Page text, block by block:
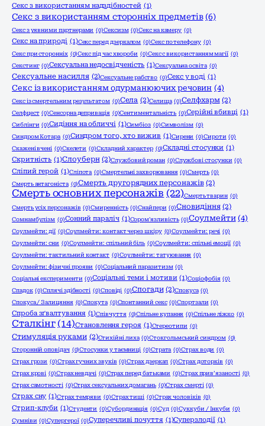
Секс з використанням надздібностей (1)
Секс з використанням сторонніх предметів (6)
Секс з уявними партнерами (0)Сексизм (0)Секс на камеру (0)
Секс на природі (1)Секс перед дзеркалом (0)Секс по телефону (0)
Секс при сторонніх (0)Секс під час хвороби (0)Секс с використанням магії (0)
Секстинг (0)Сексуальна недосвідченість (1)Сексуальна освіта (0)
Сексуальне насилля (2)Сексуальне рабство (0)Секс у воді (1)
Секс із використанням одурманюючих речовин (4)
Секс із смертельним результатом (0)Села (2)Селища (0)Селфхарм (2)
Селфцест (0)Сенсорна депривація (0)Сентиментальність (0)Серійні вбивці (1)
Сиблінги (0)Сидіння на обличчі (1)Симбіоз (0)Символізм (0)
Синдром Котара (0)Синдром того, хто вижив (1)Сирени (0)Сироти (0)
Скажені вчені (0)Скелети (0)Складний характер (0)Складні стосунки (1)
Скритність (1)Слоуберн (2)Службовий роман (0)Службові стосунки (0)
Сліпий герой (1)Сліпота (0)Смертельні захворювання (0)Смерть (0)
Смерть антагоніста (0)Смерть другорядних персонажів (2)
Смерть основних персонажів (22)Смерть тварин (0)
Смерть усіх персонажів (0)Смиренність (0)Снайпери (0)Сновидіння (2)
Сомнамбулізм (0)Сонний параліч (1)Сором'язливість (0)Соулмейти (4)
Соулмейти: дії (0)Соулмейти: контакт через шкіру (0)Соулмейти: речі (0)
Соулмейти: сни (0)Соулмейти: спільний біль (0)Соулмейти: спільні емоції (0)
Соулмейти: тактильний контакт (0)Соулмейти: татуювання (0)
Соулмейти: фізичні прояви (0)Соціальний паразитизм (0)
Соціальні експерименти (0)Соціальні теми і мотиви (1)Соціофобія (0)
Спадок (0)Сплячі здібності (0)Сповіді (0)Спогади (2)Спокуса (0)
Спокуса / Залицяння (0)Спокута (0)Спонтанний секс (0)Спортзали (0)
Спроба зґвалтування (1)Співчуття (0)Спільне купання (0)Спільне ліжко (0)
Сталкінг (14)Становлення героя (1)Стереотипи (0)
Стимуляція руками (2)Стихійні лиха (0)Стокгольмський синдром (0)
Сторонній оповідач (0)Стосунки у таємниці (0)Страта (0)Страх води (0)
Страх грози (0)Страх гучних звуків (0)Страх дзеркал (0)Страх доторків (0)
Страх крові (0)Страх невдачі (0)Страх перед батьками (0)Страх прив’язаності (0)
Страх самотності (0)Страх сексуальних домагань (0)Страх смерті (0)
Страх сну (1)Страх темряви (0)Страх тиші (0)Страх чоловіків (0)
Стрип-клуби (1)Студенти (0)Субординація (0)Суд (0)Суккуби / Інкуби (0)
Сумніви (0)Супергерої (0)Суперечливі почуття (1)Суперзлодії (1)